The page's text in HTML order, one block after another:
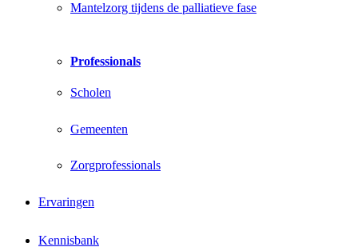
Mantelzorg tijdens de palliatieve fase
Professionals
Scholen
Gemeenten
Zorgprofessionals
Ervaringen
Kennisbank